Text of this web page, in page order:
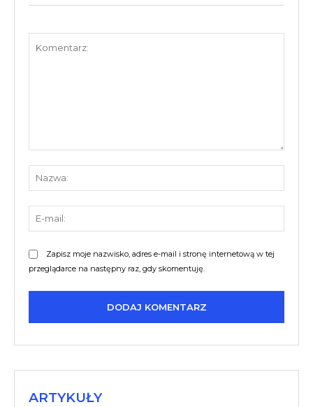
Zapisz moje nazwisko, adres e-mail i stronę internetową w tej
przeglądarce na następny raz, gdy skomentuję.
ARTYKUŁY